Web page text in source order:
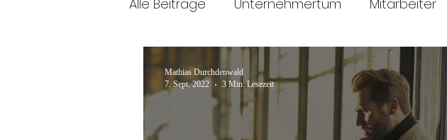
Alle Beiträge Unternehmertum Mitarbeiter
Chancen best practice Resilienz
Mathias Durchdenwald
7. Sept. 2022
3 Min. Lesezeit